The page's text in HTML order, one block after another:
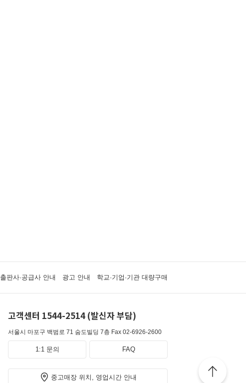
출판사·공급사 안내 광고 안내 학교·기업·기관 대량구매
고객센터 1544-2514 (발신자 부담)
서울시 마포구 백범로 71 숨도빌딩 7층 Fax 02-6926-2600
1:1 문의 FAQ
중고매장 위치, 영업시간 안내